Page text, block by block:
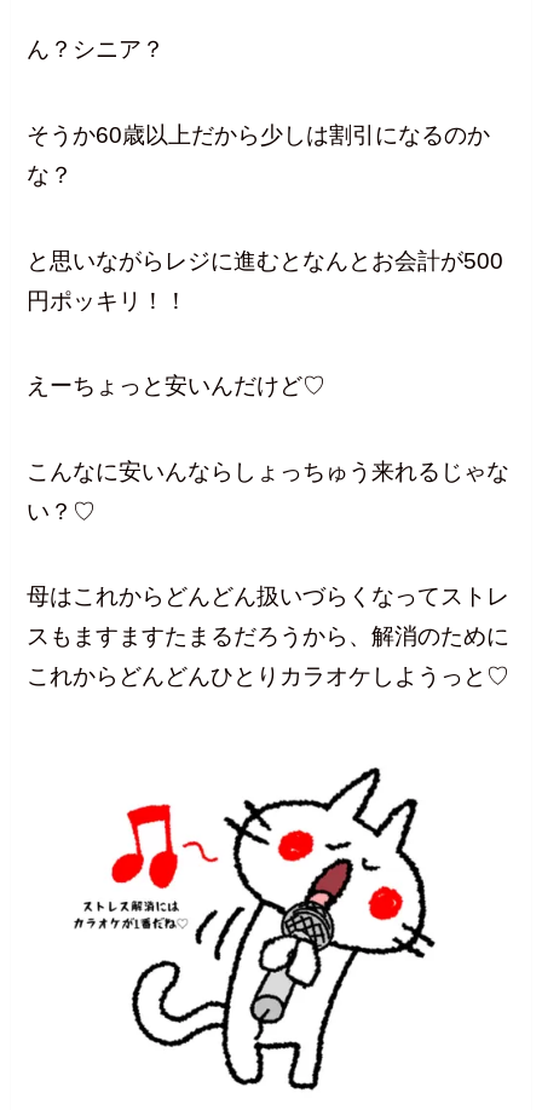
ん？シニア？
そうか60歳以上だから少しは割引になるのか
な？
と思いながらレジに進むとなんとお会計が500
円ポッキリ！！
えーちょっと安いんだけど♡
こんなに安いんならしょっちゅう来れるじゃな
い？♡
母はこれからどんどん扱いづらくなってストレ
スもますますたまるだろうから、解消のために
これからどんどんひとりカラオケしようっと♡